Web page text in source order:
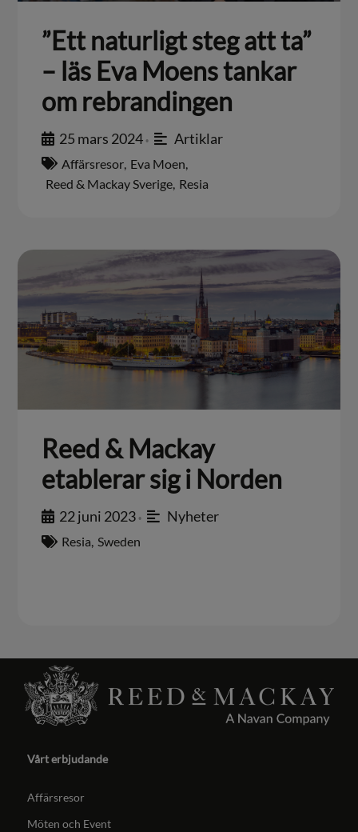
”Ett naturligt steg att ta”
– läs Eva Moens tankar
om rebrandingen
25 mars 2024 • Artiklar
Affärsresor, Eva Moen,
Reed & Mackay Sverige, Resia
Reed & Mackay
etablerar sig i Norden
22 juni 2023 • Nyheter
Resia, Sweden
Vårt erbjudande
Affärsresor
Möten och Event